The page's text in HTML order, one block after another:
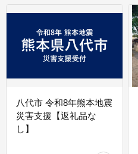
八代市 令和8年熊本地震
災害支援【返礼品な
し】